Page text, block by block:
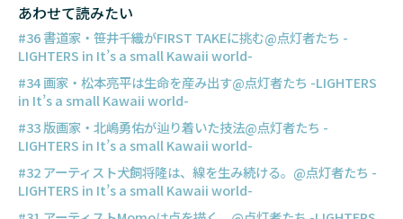
あわせて読みたい
#36 書道家・笹井千織がFIRST TAKEに挑む@点灯者たち -
LIGHTERS in It’s a small Kawaii world-
#34 画家・松本亮平は生命を産み出す@点灯者たち -LIGHTERS
in It’s a small Kawaii world-
#33 版画家・北嶋勇佑が辿り着いた技法@点灯者たち -
LIGHTERS in It’s a small Kawaii world-
#32 アーティスト犬飼将隆は、線を生み続ける。@点灯者たち -
LIGHTERS in It’s a small Kawaii world-